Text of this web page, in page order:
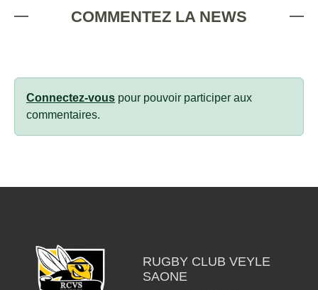
COMMENTEZ LA NEWS
Connectez-vous pour pouvoir participer aux
commentaires.
RUGBY CLUB VEYLE
SAONE